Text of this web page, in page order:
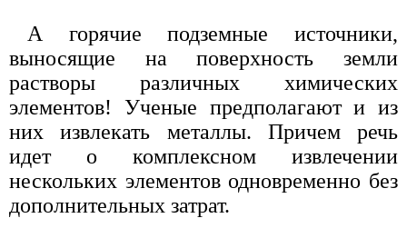
А горячие подземные источники,
выносящие на поверхность земли
растворы различных химических
элементов! Ученые предполагают и из
них извлекать металлы. Причем речь
идет о комплексном извлечении
нескольких элементов одновременно без
дополнительных затрат.